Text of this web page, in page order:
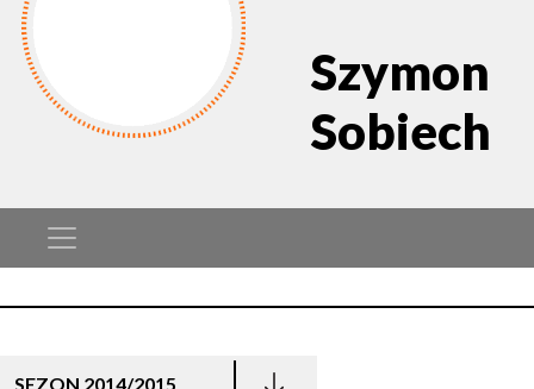
Szymon
Sobiech
SEZON 2014/2015